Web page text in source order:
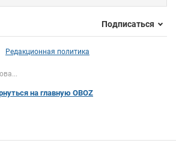
Подписаться
Редакционная политика
на главную OBOZ